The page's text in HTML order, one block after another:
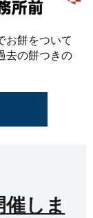
お餅をついて
去の餅つきの
しま